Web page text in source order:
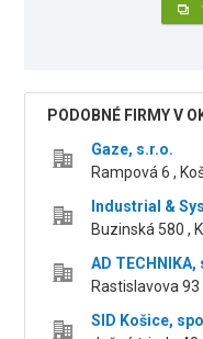
PODOBNÉ FIRMY V
Gaze, s.r.o.
Rampová 6 ,
Industrial &
Buzinská 580 ,
AD TECHNIKA,
Rastislavova 93
SID Košice,